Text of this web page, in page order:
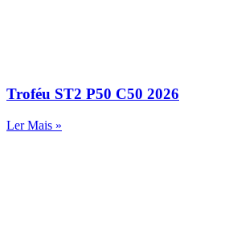
Troféu ST2 P50 C50 2026
Ler Mais »